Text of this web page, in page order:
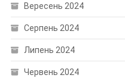
Вересень 2024
Серпень 2024
Липень 2024
Червень 2024